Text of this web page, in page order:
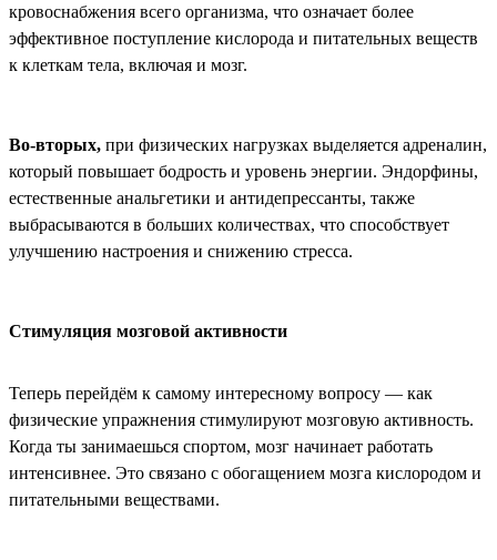
кровоснабжения всего организма, что означает более
эффективное поступление кислорода и питательных веществ
к клеткам тела, включая и мозг.
Во-вторых, при физических нагрузках выделяется адреналин,
который повышает бодрость и уровень энергии. Эндорфины,
естественные анальгетики и антидепрессанты, также
выбрасываются в больших количествах, что способствует
улучшению настроения и снижению стресса.
Стимуляция мозговой активности
Теперь перейдём к самому интересному вопросу — как
физические упражнения стимулируют мозговую активность.
Когда ты занимаешься спортом, мозг начинает работать
интенсивнее. Это связано с обогащением мозга кислородом и
питательными веществами.